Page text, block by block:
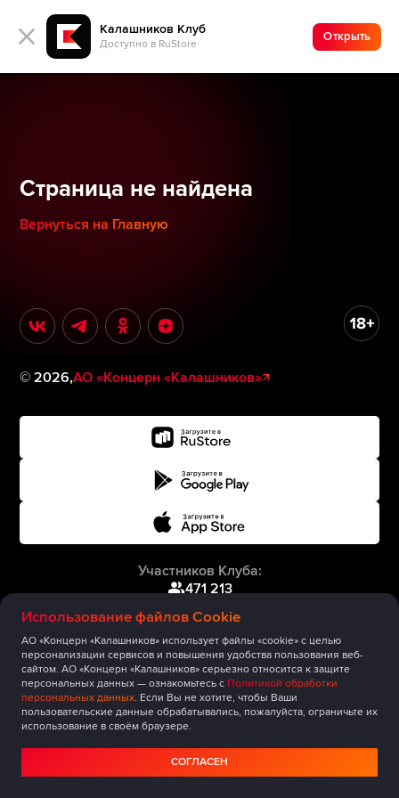
Калашников Клуб
Доступно в RuStore
Открыть
Использование файлов Cookie
АО «Концерн «Калашников» использует файлы «cookie» с целью
персонализации сервисов и повышения удобства пользования веб-
сайтом. АО «Концерн «Калашников» серьезно относится к защите
персональных данных — ознакомьтесь с Политикой обработки
персональных данных. Если Вы не хотите, чтобы Ваши
пользовательские данные обрабатывались, пожалуйста, ограничьте их
использование в своём браузере.
СОГЛАСЕН
Страница не найдена
Вернуться на Главную
©2026,АО «Концерн «Калашников»
Участников Клуба:
471 213